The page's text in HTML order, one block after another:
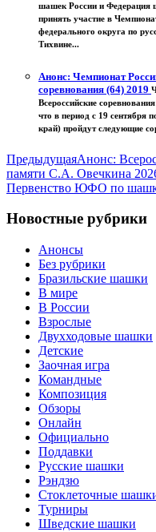
шашек России и Федерация
принять участие в
федерального округа по
Тихвине...
Анонс: Чемпионат
соревнования (64) 2019
Всероссийские
что в период с 19 сентября
край) пройдут следующие
ПредыдущаяАнонс:
памяти С.А. Овечкина
Первенство ЮФО по
Новостные рубрики
Анонсы
Без рубрики
Бразильские шашки
В мире
В России
Взрослые
Двухходовые шашки
Детские
Заочная игра
Командные
Композиция
Обзоры
Онлайн
Официально
Поддавки
Русские шашки
Рэндзю
Стоклеточные
Турниры
Шведские шашки